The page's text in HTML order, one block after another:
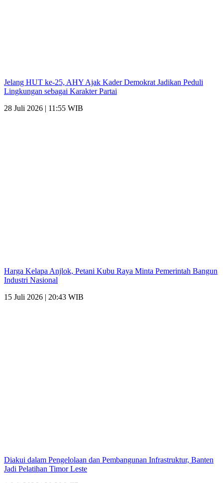
Jelang HUT ke-25, AHY Ajak Kader Demokrat Jadikan Peduli
Lingkungan sebagai Karakter Partai
28 Juli 2026 | 11:55 WIB
Harga Kelapa Anjlok, Petani Kubu Raya Minta Pemerintah Bangun
Industri Nasional
15 Juli 2026 | 20:43 WIB
Diakui dalam Pengelolaan dan Pembangunan Infrastruktur, Banten
Jadi Pelatihan Timor Leste